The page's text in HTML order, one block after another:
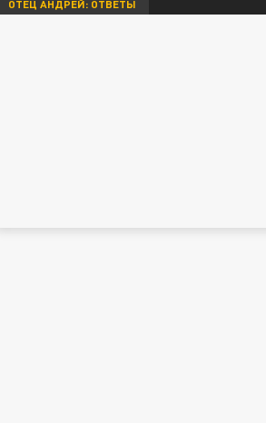
ОТЕЦ АНДРЕЙ: ОТВЕТЫ